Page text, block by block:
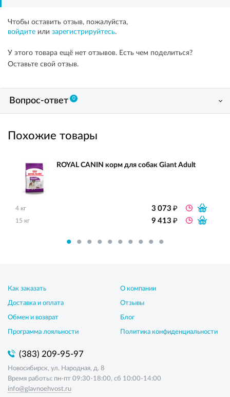
Чтобы оставить отзыв, пожалуйста,
войдите или зарегистрируйтесь.
У этого товара ещё нет отзывов. Есть чем поделиться?
Оставьте свой отзыв.
Вопрос-ответ 0
Похожие товары
ROYAL CANIN корм для собак Giant Adult
4 кг 3 073₽
15 кг 9 413₽
Как заказать
Доставка и оплата
Обмен и возврат
Программа лояльности
О компании
Отзывы
Блог
Политика конфиденциальности
(383) 209-95-97
Новосибирск, ул. Народная, д. 8
Время работы: пн-пт 09:30-18:00, сб 10:00-14:00
info@glavnoehvost.ru